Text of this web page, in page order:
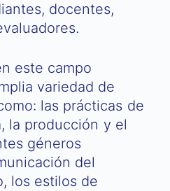
docentes,
este campo
variedad de
las prácticas de
la producción y el
géneros
del
los estilos de